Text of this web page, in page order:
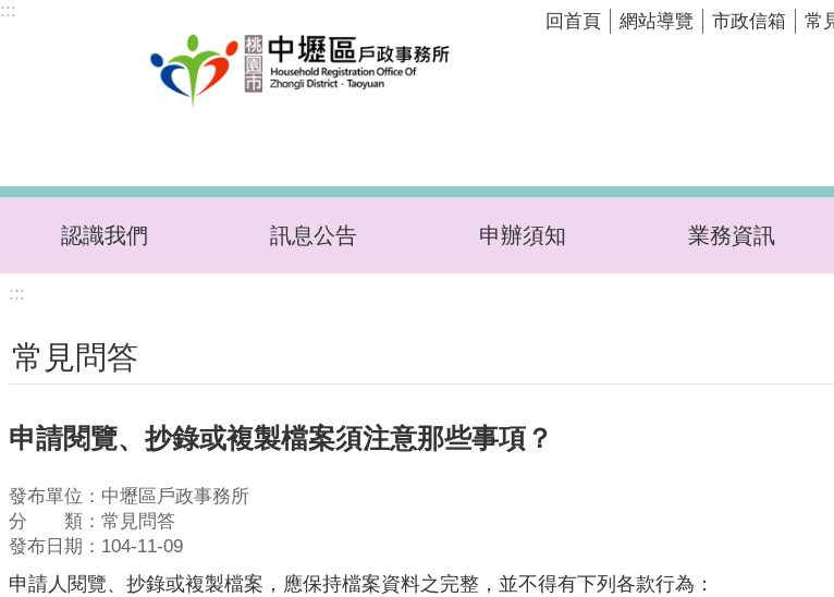
跳到主要內容區塊
:::
回首頁 網站導覽 市政信箱 常
認識我們 訊息公告 申辦須知 業務資訊
:::
常見問答
申請閱覽、抄錄或複製檔案須注意那些事項？
發布單位：中壢區戶政事務所
分 類：常見問答
發布日期：104-11-09
申請人閱覽、抄錄或複製檔案，應保持檔案資料之完整，並不得有下列各款行為：